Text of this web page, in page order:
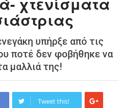
υπήρξε από τις
ποτέ δεν φοβήθηκε να
μαλλιά της!
Tweet this!